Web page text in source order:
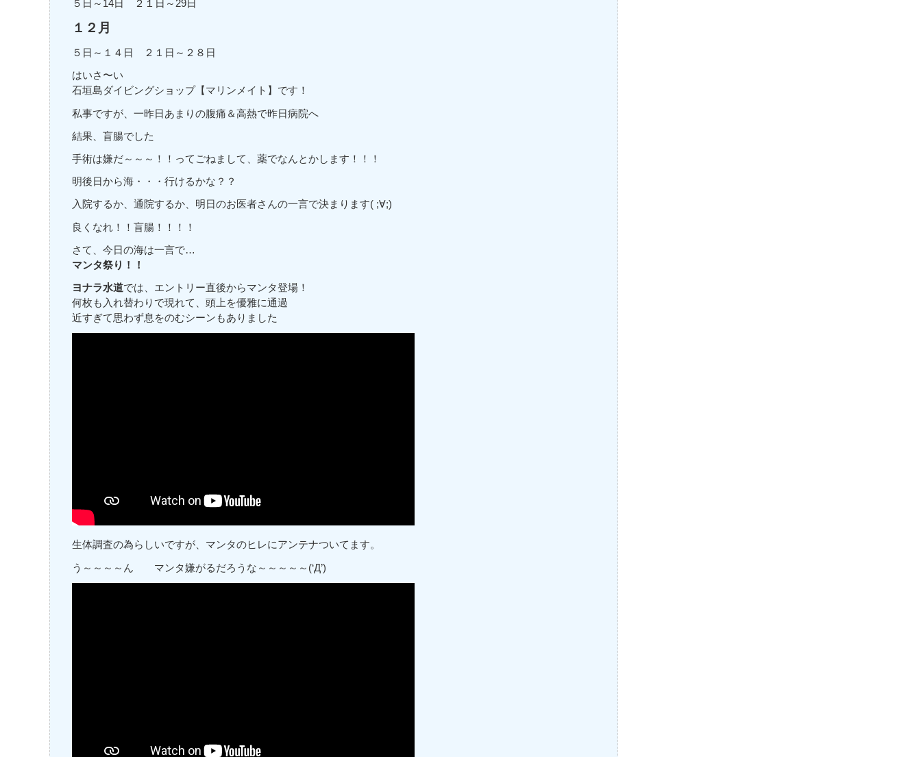
５日～14日 ２１日～29日
１２月
５日～１４日 ２１日～２８日
はいさ〜い
石垣島ダイビングショップ【マリンメイト】です！
私事ですが、一昨日あまりの腹痛＆高熱で昨日病院へ
結果、盲腸でした
手術は嫌だ～～～！！ってごねまして、薬でなんとかします！！！
明後日から海・・・行けるかな？？
入院するか、通院するか、明日のお医者さんの一言で決まります( ;∀;)
良くなれ！！盲腸！！！！
さて、今日の海は一言で…
マンタ祭り！！
ヨナラ水道では、エントリー直後からマンタ登場！
何枚も入れ替わりで現れて、頭上を優雅に通過
近すぎて思わず息をのむシーンもありました
生体調査の為らしいですが、マンタのヒレにアンテナついてます。
う～～～～ん マンタ嫌がるだろうな～～～～～(‘Д’)